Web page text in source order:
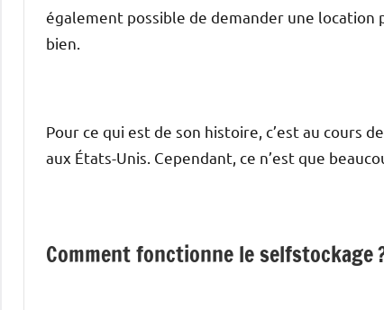
également possible de demander une
bien.
Pour ce qui est de son histoire, c’est au cours
aux États-Unis. Cependant, ce n’est que
Comment fonctionne le selfstockage